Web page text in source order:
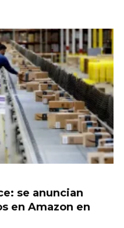
se anuncian
en Amazon en